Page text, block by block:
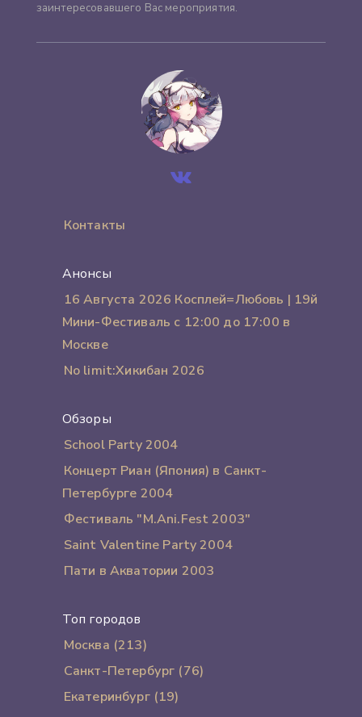
заинтересовавшего Вас мероприятия.
Контакты
Анонсы
16 Августа 2026 Косплей=Любовь | 19й
Мини-Фестиваль с 12:00 до 17:00 в
Москве
No limit:Хикибан 2026
Обзоры
School Party 2004
Концерт Риан (Япония) в Санкт-
Петербурге 2004
Фестиваль "M.Ani.Fest 2003"
Saint Valentine Party 2004
Пати в Акватории 2003
Топ городов
Москва (213)
Санкт-Петербург (76)
Екатеринбург (19)